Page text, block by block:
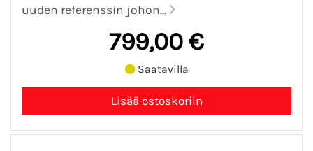
uuden referenssin johon...
799,00 €
Saatavilla